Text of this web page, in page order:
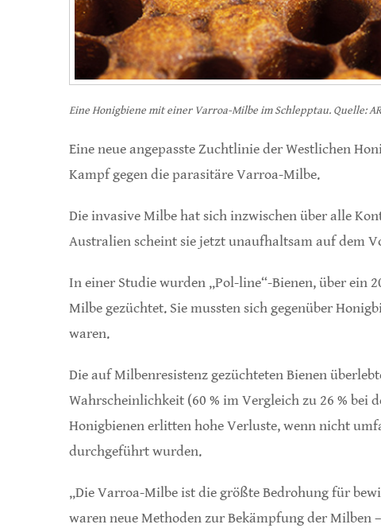
Eine Honigbiene mit einer Varroa-Milbe im Schlepptau. Quelle:
Eine neue angepasste Zuchtlinie der Westlichen
Kampf gegen die parasitäre Varroa-Milbe.
Die invasive Milbe hat sich inzwischen über alle
Australien scheint sie jetzt unaufhaltsam auf dem
In einer Studie wurden „Pol-line“-Bienen, über ein
Milbe gezüchtet. Sie mussten sich gegenüber
waren.
Die auf Milbenresistenz gezüchteten Bienen
Wahrscheinlichkeit (60 % im Vergleich zu 26 % bei
Honigbienen erlitten hohe Verluste, wenn nicht
durchgeführt wurden.
„Die Varroa-Milbe ist die größte Bedrohung für
waren neue Methoden zur Bekämpfung der